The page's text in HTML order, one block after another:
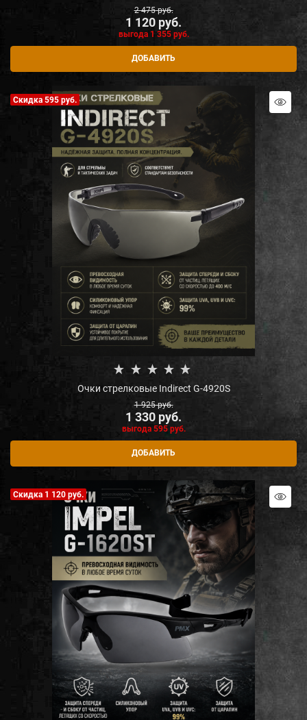
2 475 руб.
1 120 руб.
выгода 1 355 руб.
ДОБАВИТЬ
Скидка 595 руб.
Очки стрелковые Indirect G-4920S
1 925 руб.
1 330 руб.
выгода 595 руб.
ДОБАВИТЬ
Скидка 1 120 руб.